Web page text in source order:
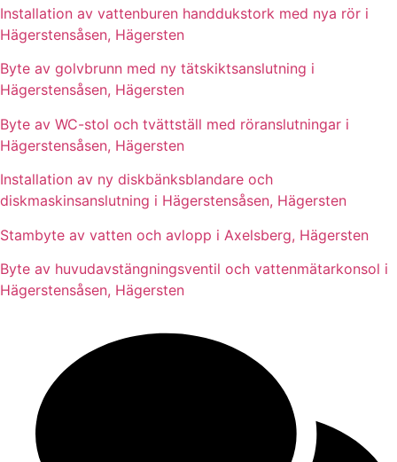
Installation av vattenburen handdukstork med nya rör i
Hägerstensåsen, Hägersten
Byte av golvbrunn med ny tätskiktsanslutning i
Hägerstensåsen, Hägersten
Byte av WC-stol och tvättställ med röranslutningar i
Hägerstensåsen, Hägersten
Installation av ny diskbänksblandare och
diskmaskinsanslutning i Hägerstensåsen, Hägersten
Stambyte av vatten och avlopp i Axelsberg, Hägersten
Byte av huvudavstängningsventil och vattenmätarkonsol i
Hägerstensåsen, Hägersten